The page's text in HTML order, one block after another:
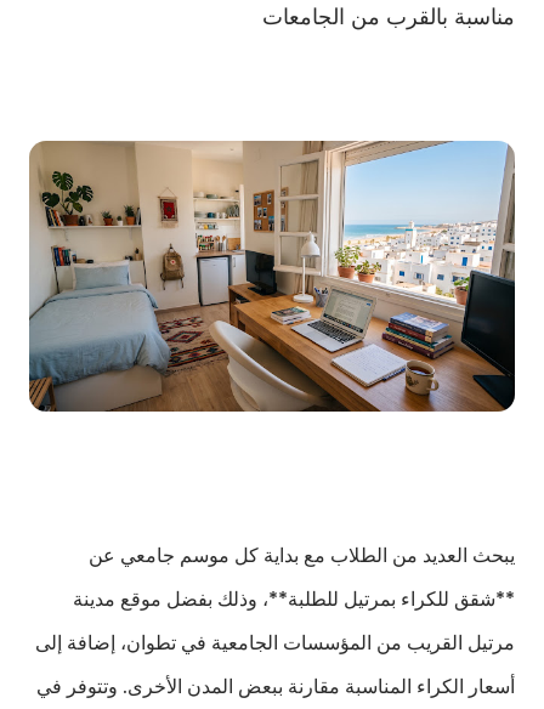
مناسبة بالقرب من الجامعات
يبحث العديد من الطلاب مع بداية كل موسم جامعي عن
**شقق للكراء بمرتيل للطلبة**، وذلك بفضل موقع مدينة
مرتيل القريب من المؤسسات الجامعية في تطوان، إضافة إلى
أسعار الكراء المناسبة مقارنة ببعض المدن الأخرى. وتتوفر في